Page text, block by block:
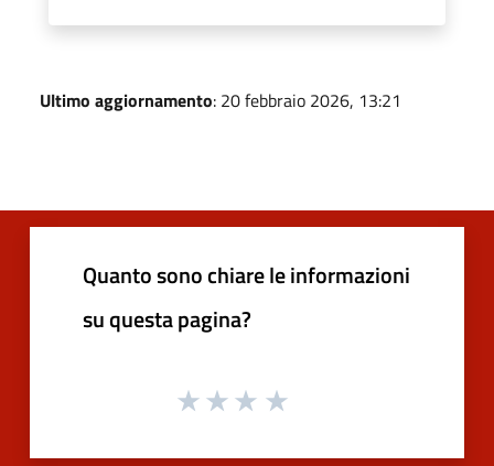
Ultimo aggiornamento: 20 febbraio 2026, 13:21
Quanto sono chiare le informazioni
su questa pagina?